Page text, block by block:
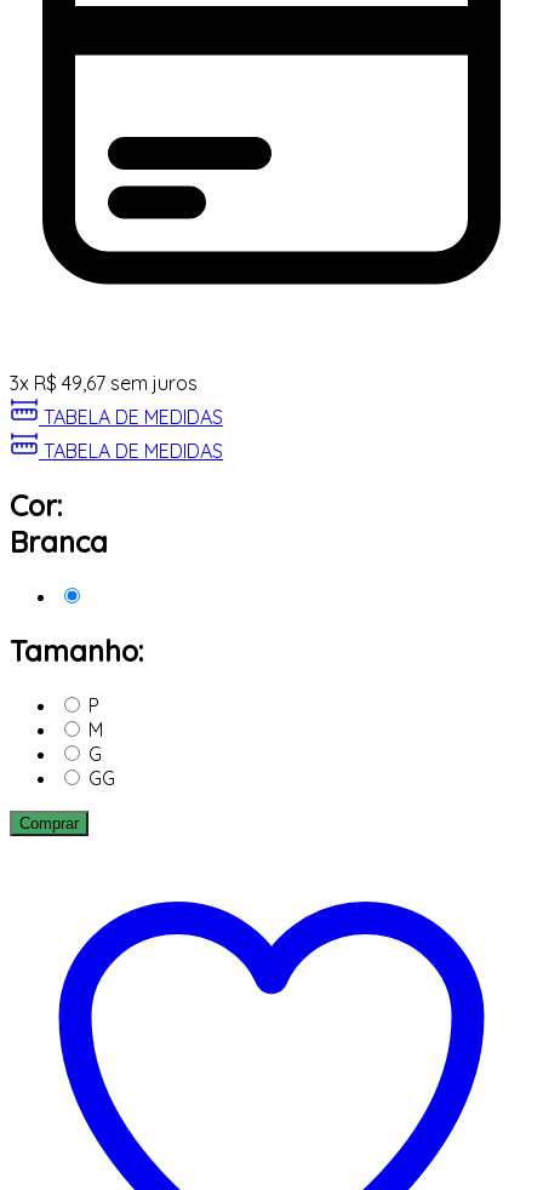
3x R$ 49,67 sem juros
TABELA DE MEDIDAS
TABELA DE MEDIDAS
Cor:
Branca
Tamanho:
P
M
G
GG
Comprar